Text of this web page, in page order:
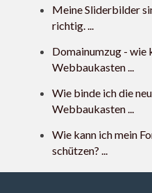
Meine Sliderbilder
richtig. ...
Domainumzug - wie
Webbaukasten ...
Wie binde ich die
Webbaukasten ...
Wie kann ich mein
schützen? ...